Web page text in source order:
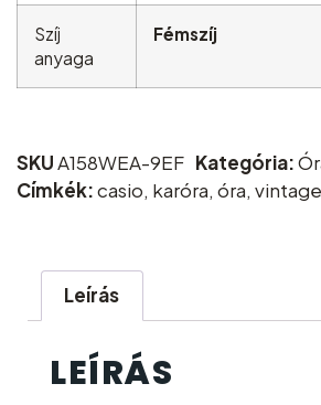
Szíj
anyaga
Fémszíj
SKUA158WEA-9EF Kategória:
Címkék:casio, karóra, óra, vintage
Leírás
LEÍRÁS